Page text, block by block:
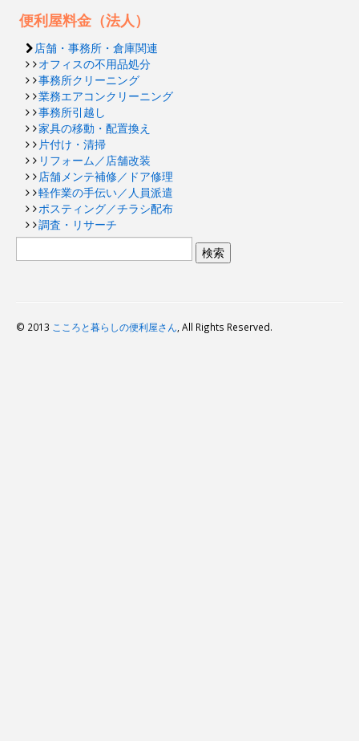
便利屋料金（法人）
店舗・事務所・倉庫関連
オフィスの不用品処分
事務所クリーニング
業務エアコンクリーニング
事務所引越し
家具の移動・配置換え
片付け・清掃
リフォーム／店舗改装
店舗メンテ補修／ドア修理
軽作業の手伝い／人員派遣
ポスティング／チラシ配布
調査・リサーチ
© 2013 こころと暮らしの便利屋さん , All Rights Reserved.